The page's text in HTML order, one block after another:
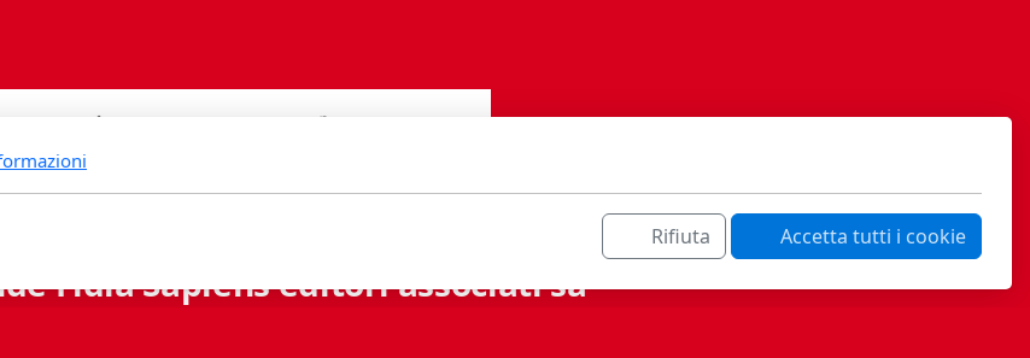
Fidia Sapiens editori associati sa
Rifiuta Accetta tutti i cookie